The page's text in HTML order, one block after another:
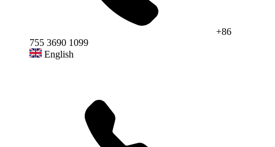
+86
755 3690 1099
English